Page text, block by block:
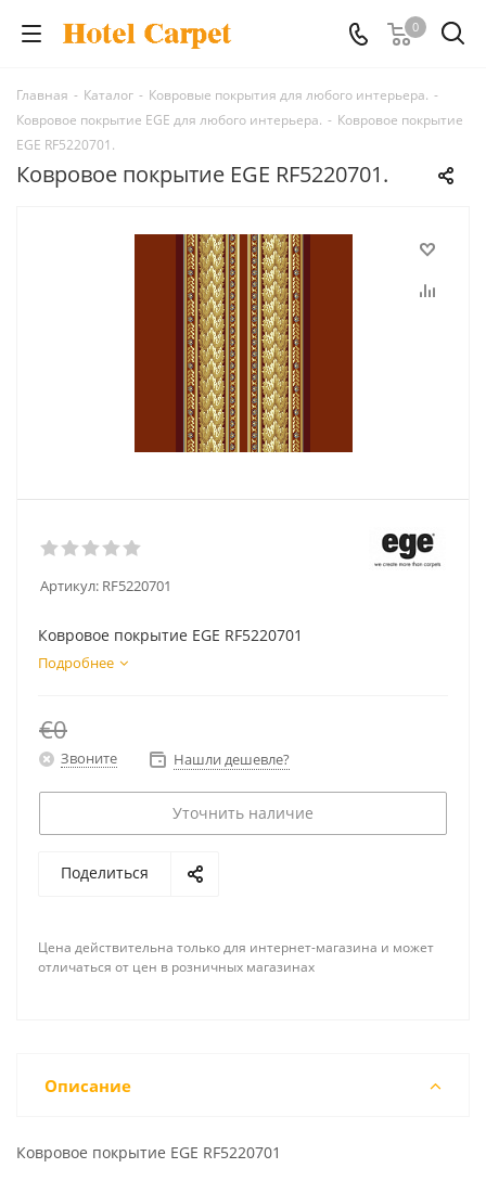
0
Главная - Каталог - Ковровые покрытия для любого интерьера. -
Ковровое покрытие EGE для любого интерьера. - Ковровое покрытие
EGE RF5220701.
Ковровое покрытие EGE RF5220701.
Артикул: RF5220701
Ковровое покрытие EGE RF5220701
Подробнее
€0
Звоните Нашли дешевле?
Уточнить наличие
Поделиться
Цена действительна только для интернет-магазина и может
отличаться от цен в розничных магазинах
Описание
Ковровое покрытие EGE RF5220701